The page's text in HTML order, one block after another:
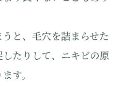
と、毛穴を詰まらせた
たりして、ニキビの原
す。